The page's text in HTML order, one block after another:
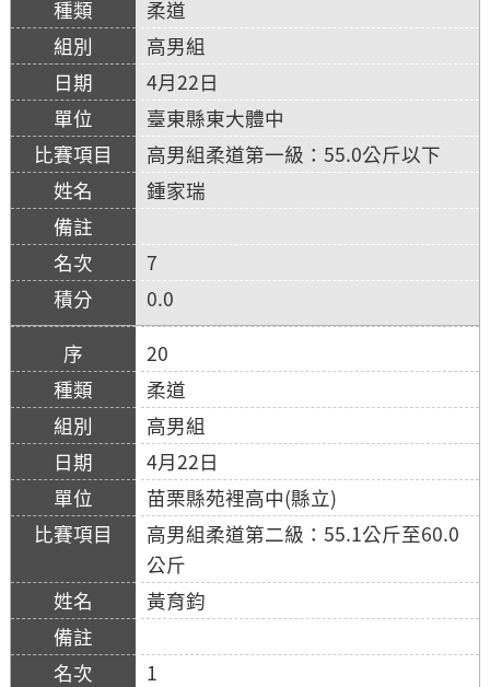
柔道
高男組
4月22日
臺東縣東大體中
高男組柔道第一級：55.0公斤以下
鍾家瑞
7
0.0
20
柔道
高男組
4月22日
苗栗縣苑裡高中(縣立)
高男組柔道第二級：55.1公斤至60.0
公斤
黃育鈞
1